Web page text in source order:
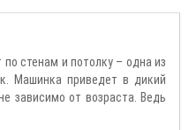
стенам и потолку – одна из
Машинка приведет в дикий
зависимо от возраста. Ведь